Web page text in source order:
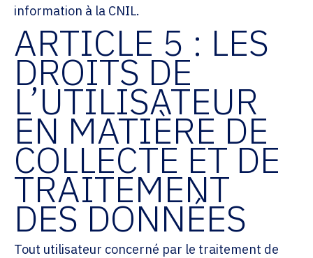
information à la CNIL.
ARTICLE 5 : LES
DROITS DE
L’UTILISATEUR
EN MATIÈRE DE
COLLECTE ET DE
TRAITEMENT
DES DONNÉES
Tout utilisateur concerné par le traitement de